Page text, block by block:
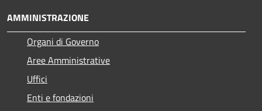
AMMINISTRAZIONE
Organi di Governo
Aree Amministrative
Uffici
Enti e fondazioni